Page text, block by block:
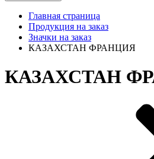
Главная страница
Продукция на заказ
Значки на заказ
КАЗАХСТАН ФРАНЦИЯ
КАЗАХСТАН